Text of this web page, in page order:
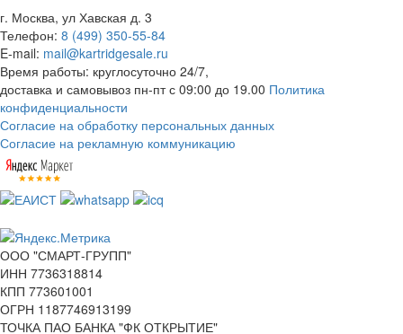
г. Москва, ул Хавская д. 3
Телефон: 8 (499) 350-55-84
E-mail: mail@kartridgesale.ru
Время работы: круглосуточно 24/7,
доставка и самовывоз пн-пт с 09:00 до 19.00 Политика
конфиденциальности
Согласие на обработку персональных данных
Согласие на рекламную коммуникацию
ООО "СМАРТ-ГРУПП"
ИНН 7736318814
КПП 773601001
ОГРН 1187746913199
ТОЧКА ПАО БАНКА "ФК ОТКРЫТИЕ"